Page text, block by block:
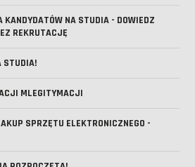
KANDYDATÓW NA STUDIA - DOWIEDZ
REKRUTACJĘ
STUDIA!
MLEGITYMACJI
SPRZĘTU ELEKTRONICZNEGO -